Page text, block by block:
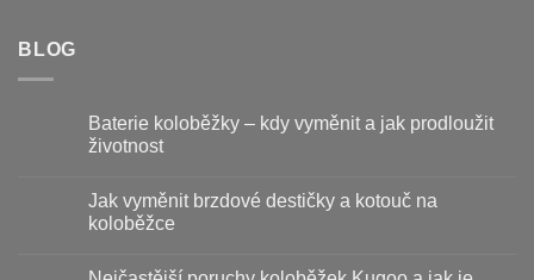
BLOG
Baterie koloběžky – kdy vyměnit a jak prodloužit
životnost
textu
s
Jak vyměnit brzdové destičky a kotouč na
koloběžce